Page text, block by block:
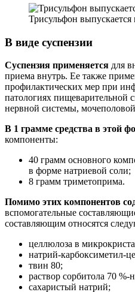
Трисульфон
В виде суспензии
Суспензия применяется для
приема внутрь. Ее также
профилактических мер при
патологиях пищеварительной
нервной системы,
В 1 грамме средства в этой
компоненты:
40 грамм основного
в форме натриевой соли;
8 грамм триметоприма.
Помимо этих компонентов
вспомогательные
составляющим относятся
целлюлоза в
натрий-карбоксиметил-
твин 80;
раствор сорбитола 70 %-
сахаристый натрий;